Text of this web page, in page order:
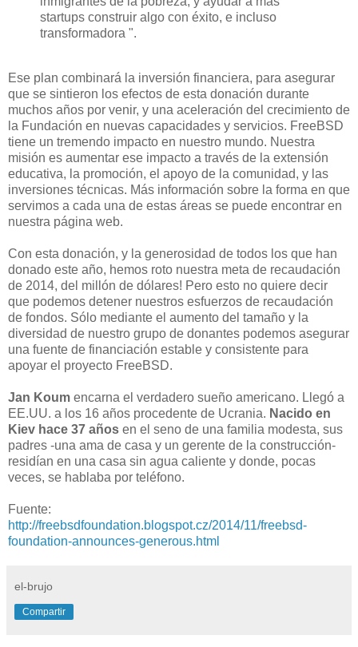
startups construir algo con éxito, e incluso
transformadora ".
Ese plan combinará la inversión financiera, para asegurar
que se sintieron los efectos de esta donación durante
muchos años por venir, y una aceleración del crecimiento de
la Fundación en nuevas capacidades y servicios. FreeBSD
tiene un tremendo impacto en nuestro mundo. Nuestra
misión es aumentar ese impacto a través de la extensión
educativa, la promoción, el apoyo de la comunidad, y las
inversiones técnicas. Más información sobre la forma en que
servimos a cada una de estas áreas se puede encontrar en
nuestra página web.
Con esta donación, y la generosidad de todos los que han
donado este año, hemos roto nuestra meta de recaudación
de 2014, del millón de dólares! Pero esto no quiere decir
que podemos detener nuestros esfuerzos de recaudación
de fondos. Sólo mediante el aumento del tamaño y la
diversidad de nuestro grupo de donantes podemos asegurar
una fuente de financiación estable y consistente para
apoyar el proyecto FreeBSD.
Jan Koum encarna el verdadero sueño americano. Llegó a
EE.UU. a los 16 años procedente de Ucrania. Nacido en
Kiev hace 37 años en el seno de una familia modesta, sus
padres -una ama de casa y un gerente de la construcción-
residían en una casa sin agua caliente y donde, pocas
veces, se hablaba por teléfono.
Fuente:
http://freebsdfoundation.blogspot.cz/2014/11/freebsd-
foundation-announces-generous.html
el-brujo
Compartir